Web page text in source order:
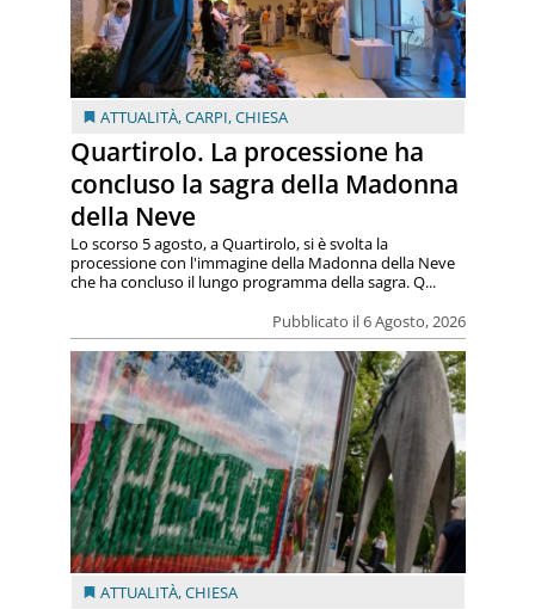
ATTUALITÀ,CARPI,CHIESA
Quartirolo. La processione ha
concluso la sagra della Madonna
della Neve
Pubblicato il 6 Agosto, 2026
Lo scorso 5 agosto, a Quartirolo, si è svolta la
processione con l'immagine della Madonna della Neve
che ha concluso il lungo programma della sagra. Q...
ATTUALITÀ,CHIESA